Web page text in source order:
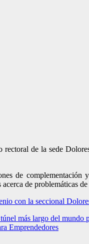
rectoral de la sede
de
acerca de problemáticas
con la seccional
más largo del mundo
Emprendedores